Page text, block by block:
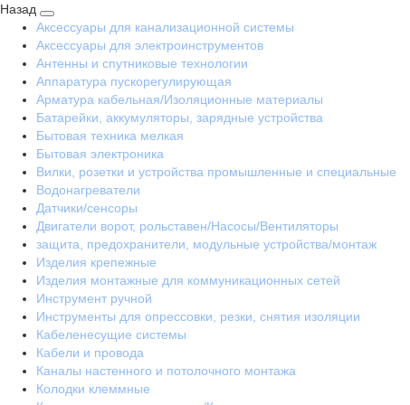
Назад
Аксессуары для канализационной системы
Аксессуары для электроинструментов
Антенны и спутниковые технологии
Аппаратура пускорегулирующая
Арматура кабельная/Изоляционные материалы
Батарейки, аккумуляторы, зарядные устройства
Бытовая техника мелкая
Бытовая электроника
Вилки, розетки и устройства промышленные и специальные
Водонагреватели
Датчики/сенсоры
Двигатели ворот, рольставен/Насосы/Вентиляторы
защита, предохранители, модульные устройства/монтаж
Изделия крепежные
Изделия монтажные для коммуникационных сетей
Инструмент ручной
Инструменты для опрессовки, резки, снятия изоляции
Кабеленесущие системы
Кабели и провода
Каналы настенного и потолочного монтажа
Колодки клеммные